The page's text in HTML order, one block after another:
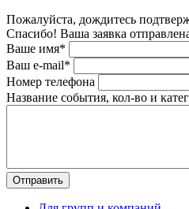
Пожалуйста, дождитесь
Спасибо! Ваша заявка
Ваше имя*
Ваш e-mail*
Номер телефона
Название события, кол-во и